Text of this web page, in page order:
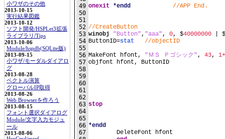
小ワザのその他
2013-10-15
実行結果図鑑
2013-10-12
ソフト開発/HSPLet3拡張
ライブラリ/Tips
2013-10-06
Module/hspdb(SQLite版)
2013-09-15
小ワザ/モーダルダイアロ
グ
2013-08-28
ベクトル演算
グローバルIP取得
2013-08-26
Web Browserを作ろう
2013-08-15
フォント選択ダイアログ
Module/文字入力モジュ
ール
2013-08-06
49
50
51
52
53
54
55
56
57
58
59
60
61
62
63
64
65
66
67
onexit *endd //APP End.
//CreateButton
winobj
"Button", "aaa", 0, $40000000 | $
ButtonID=stat
//objectID
MakeFont hfont, "ＭＳ Ｐゴシック", 43, 1
stop
*endd